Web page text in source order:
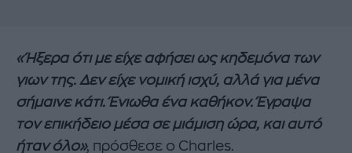
«Ήξερα ότι με είχε αφήσει ως κηδεμόνα των
γιων της. Δεν είχε νομική ισχύ, αλλά για μένα
σήμαινε κάτι. Ένιωθα ένα καθήκον. Έγραψα
τον επικήδειο μέσα σε μιάμιση ώρα, και αυτό
ήταν όλο», πρόσθεσε ο Charles.